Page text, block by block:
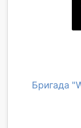
Бригада